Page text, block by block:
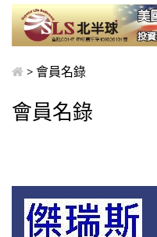
> 會員名錄
會員名錄